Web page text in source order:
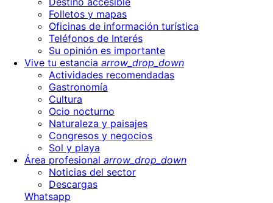
Folletos y mapas
Oficinas de información turística
Teléfonos de Interés
Su opinión es importante
Vive tu estancia arrow_drop_down
Actividades recomendadas
Gastronomía
Cultura
Ocio nocturno
Naturaleza y paisajes
Congresos y negocios
Sol y playa
Área profesional arrow_drop_down
Noticias del sector
Descargas
Whatsapp